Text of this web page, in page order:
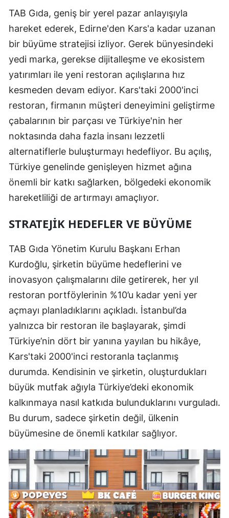
TAB Gıda, geniş bir yerel pazar anlayışıyla
hareket ederek, Edirne'den Kars'a kadar uzanan
bir büyüme stratejisi izliyor. Gerek bünyesindeki
yedi marka, gerekse dijitalleşme ve ekosistem
yatırımları ile yeni restoran açılışlarına hız
kesmeden devam ediyor. Kars'taki 2000'inci
restoran, firmanın müşteri deneyimini geliştirme
çabalarının bir parçası ve Türkiye'nin her
noktasında daha fazla insanı lezzetli
alternatiflerle buluşturmayı hedefliyor. Bu açılış,
Türkiye genelinde genişleyen hizmet ağına
önemli bir katkı sağlarken, bölgedeki ekonomik
hareketliliği de artırmayı amaçlıyor.
STRATEJIK HEDEFLER VE BÜYÜME
TAB Gıda Yönetim Kurulu Başkanı Erhan
Kurdoğlu, şirketin büyüme hedeflerini ve
inovasyon çalışmalarını dile getirerek, her yıl
restoran portföylerinin %10’u kadar yeni yer
açmayı planladıklarını açıkladı. İstanbul’da
yalnızca bir restoran ile başlayarak, şimdi
Türkiye’nin dört bir yanına yayılan bu hikâye,
Kars'taki 2000'inci restoranla taçlanmış
durumda. Kendisinin ve şirketin, oluşturdukları
büyük mutfak ağıyla Türkiye’deki ekonomik
kalkınmaya nasıl katkıda bulunduklarını vurguladı.
Bu durum, sadece şirketin değil, ülkenin
büyümesine de önemli katkılar sağlıyor.